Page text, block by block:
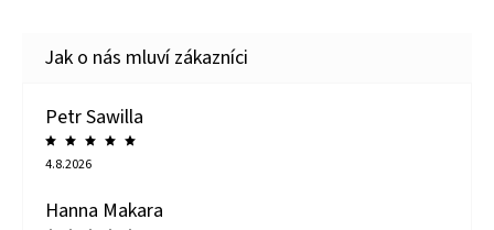
Petr Sawilla
4.8.2026
Hanna Makara